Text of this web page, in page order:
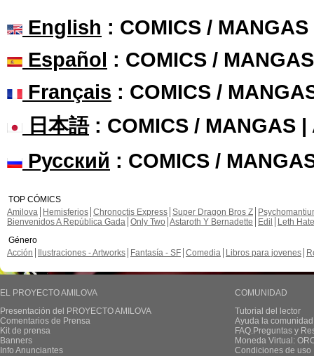
English : COMICS /
Español : COMICS /
Français : COMICS /
日本語: COMICS / MANGAS |
Русский : COMICS /
TOP CÓMICS
Amilova
Hemisferios Chronoctis Express Super Dragon Bros Z
Bienvenidos A República Gada Only Two Astaroth Y Bernadette Edil
Leth Hate
Género
Acción
Ilustraciones - Artworks Fantasía - SF Comedia Libros para jovenes
EL PROYECTO AMILOVA
Presentación del PROYECTO AMILOVA
Comentarios de Prensa
Kit de prensa
Banners
Info Anunciantes
COMUNIDAD
Tutorial del lector
Ayuda la
FAQ.Preguntas y
Moneda Virtual:
Condiciones de uso